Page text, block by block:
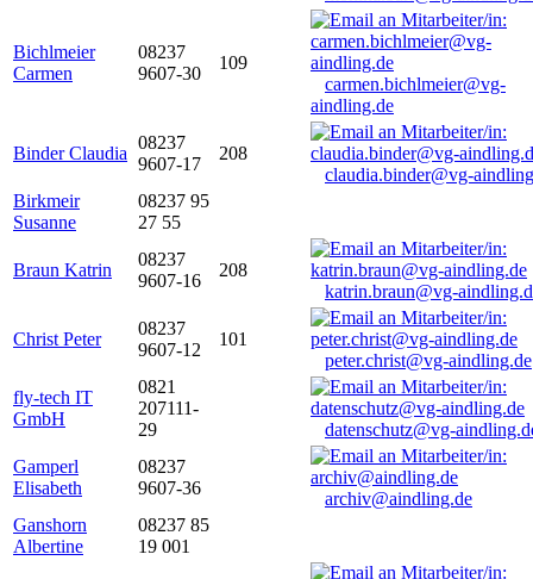
Bichlmeier
Carmen
08237
9607-30
109
carmen.bichlmeier@vg-
aindling.de
Binder Claudia
08237
9607-17
208
claudia.binder@vg-
Birkmeir
Susanne
08237 95
27 55
Braun Katrin
08237
9607-16
208
katrin.braun@vg-
Christ Peter
08237
9607-12
101
peter.christ@vg-aindling.de
fly-tech IT
GmbH
0821
207111-
29
datenschutz@vg-
Gamperl
Elisabeth
08237
9607-36
archiv@aindling.de
Ganshorn
Albertine
08237 85
19 001